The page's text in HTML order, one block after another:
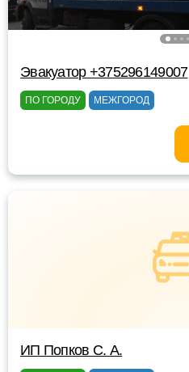
Эвакуатор +375296149007
ПО ГОРОДУ МЕЖГОРОД
ИП Попков С. А.